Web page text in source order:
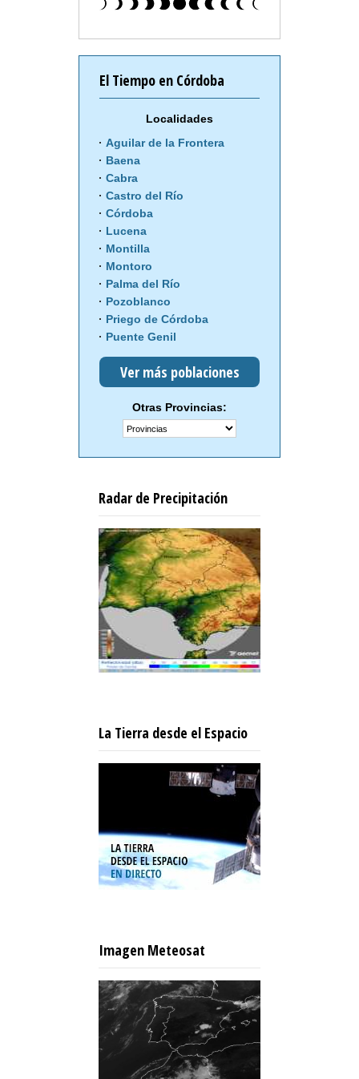
El Tiempo en Córdoba
Localidades
Aguilar de la Frontera
Baena
Cabra
Castro del Río
Córdoba
Lucena
Montilla
Montoro
Palma del Río
Pozoblanco
Priego de Córdoba
Puente Genil
Ver más poblaciones
Otras Provincias:
Radar de Precipitación
La Tierra desde el Espacio
Imagen Meteosat